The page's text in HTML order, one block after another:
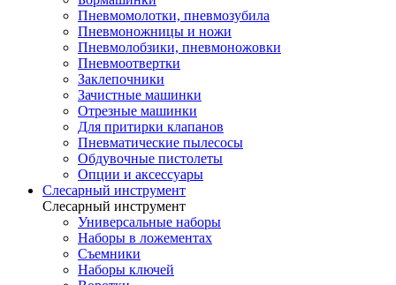
Пневмомолотки, пневмозубила
Пневмоножницы и ножи
Пневмолобзики, пневмоножовки
Пневмоотвертки
Заклепочники
Зачистные машинки
Отрезные машинки
Для притирки клапанов
Пневматические пылесосы
Обдувочные пистолеты
Опции и аксессуары
Слесарный инструмент
Слесарный инструмент
Универсальные наборы
Наборы в ложементах
Съемники
Наборы ключей